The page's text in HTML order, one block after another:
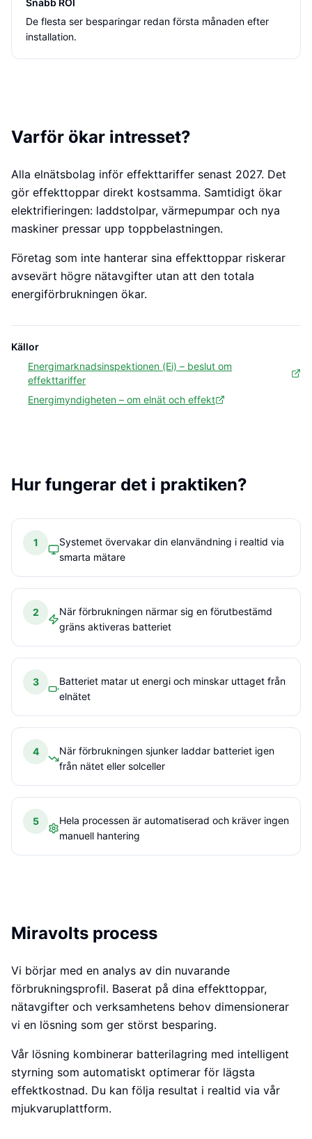
Snabb ROI
De flesta ser besparingar redan första månaden efter
installation.
Varför ökar intresset?
Alla elnätsbolag inför effekttariffer senast 2027. Det
gör effekttoppar direkt kostsamma. Samtidigt ökar
elektrifieringen: laddstolpar, värmepumpar och nya
maskiner pressar upp toppbelastningen.
Företag som inte hanterar sina effekttoppar riskerar
avsevärt högre nätavgifter utan att den totala
energiförbrukningen ökar.
Källor
Energimarknadsinspektionen (Ei) – beslut om
effekttariffer
Energimyndigheten – om elnät och effekt
Hur fungerar det i praktiken?
1
Systemet övervakar din elanvändning i realtid via
smarta mätare
2
När förbrukningen närmar sig en förutbestämd
gräns aktiveras batteriet
3
Batteriet matar ut energi och minskar uttaget från
elnätet
4
När förbrukningen sjunker laddar batteriet igen
från nätet eller solceller
5
Hela processen är automatiserad och kräver ingen
manuell hantering
Miravolts process
Vi börjar med en analys av din nuvarande
förbrukningsprofil. Baserat på dina effekttoppar,
nätavgifter och verksamhetens behov dimensionerar
vi en lösning som ger störst besparing.
Vår lösning kombinerar batterilagring med intelligent
styrning som automatiskt optimerar för lägsta
effektkostnad. Du kan följa resultat i realtid via vår
mjukvaruplattform.